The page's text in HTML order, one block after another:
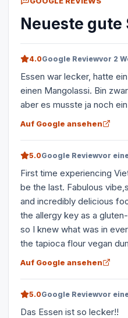
Neueste gute
4.0Google Reviewvor 2
Essen war lecker, hatte
einen Mangolassi. Bin
aber es musste ja noch
Auf Google ansehen
5.0Google Reviewvor
First time experiencing
be the last. Fabulous
and incredibly delicious
the allergy key as a
so I knew what was in
the tapioca flour vegan
Auf Google ansehen
5.0Google Reviewvor
Das Essen ist so lecker!!